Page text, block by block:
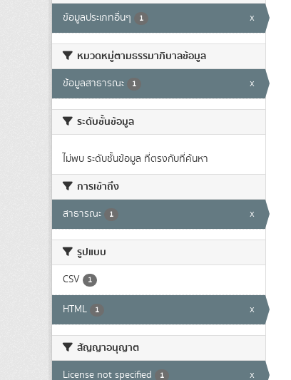
ข้อมูลประเภทอื่นๆ 1 x
หมวดหมู่ตามธรรมาภิบาลข้อมูล
ข้อมูลสาธารณะ 1 x
ระดับชั้นข้อมูล
ไม่พบ ระดับชั้นข้อมูล ที่ตรงกับที่ค้นหา
การเข้าถึง
สาธารณะ 1 x
รูปแบบ
CSV 1
HTML 1 x
สัญญาอนุญาต
License not specified 1 x